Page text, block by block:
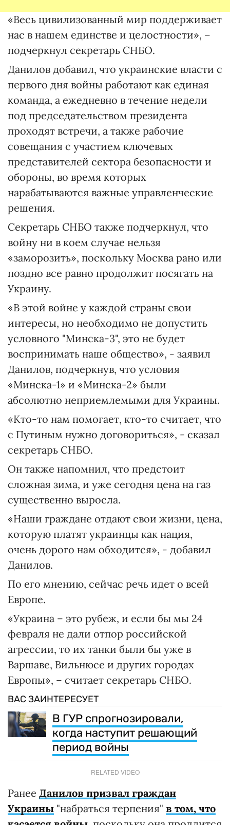
«Весь цивилизованный мир поддерживает
нас в нашем единстве и целостности», –
подчеркнул секретарь СНБО.
Данилов добавил, что украинские власти с
первого дня войны работают как единая
команда, а ежедневно в течение недели
под председательством президента
проходят встречи, а также рабочие
совещания с участием ключевых
представителей сектора безопасности и
обороны, во время которых
нарабатываются важные управленческие
решения.
Секретарь СНБО также подчеркнул, что
войну ни в коем случае нельзя
«заморозить», поскольку Москва рано или
поздно все равно продолжит посягать на
Украину.
«В этой войне у каждой страны свои
интересы, но необходимо не допустить
условного "Минска-3", это не будет
воспринимать наше общество», - заявил
Данилов, подчеркнув, что условия
«Минска-1» и «Минска-2» были
абсолютно неприемлемыми для Украины.
«Кто-то нам помогает, кто-то считает, что
с Путиным нужно договориться», - сказал
секретарь СНБО.
Он также напомнил, что предстоит
сложная зима, и уже сегодня цена на газ
существенно выросла.
«Наши граждане отдают свои жизни, цена,
которую платят украинцы как нация,
очень дорого нам обходится», - добавил
Данилов.
По его мнению, сейчас речь идет о всей
Европе.
«Украина – это рубеж, и если бы мы 24
февраля не дали отпор российской
агрессии, то их танки были бы уже в
Варшаве, Вильнюсе и других городах
Европы», – считает секретарь СНБО.
ВАС ЗАИНТЕРЕСУЕТ
В ГУР спрогнозировали,
когда наступит решающий
период войны
RELATED VIDEO
Ранее Данилов призвал граждан
Украины "набраться терпения" в том, что